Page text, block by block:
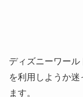
ディズニーワー
を利用しようか
ます。